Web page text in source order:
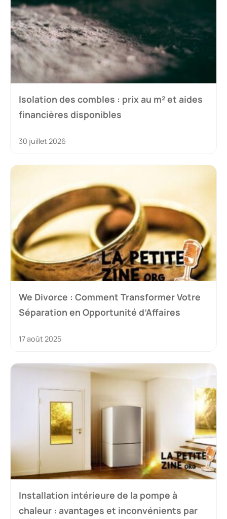
Isolation des combles : prix au m² et aides
financières disponibles
30 juillet 2026
We Divorce : Comment Transformer Votre
Séparation en Opportunité d’Affaires
17 août 2025
Installation intérieure de la pompe à
chaleur : avantages et inconvénients par